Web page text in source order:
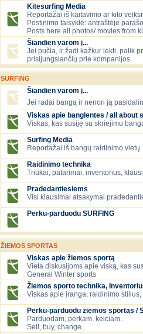
Kitesurfing Media
Reportažai iš kaitavimo ar kito
Postinimo taisyklė: antraštėje
Posts here all photos/ movies from
Šiandien varom į...
Jei pučia, ir žadi kažkur lėkti, palik
prisijungsiančių prie kompanijos
SURFING
Šiandien varom į...
Jei radai bangą ir nenori ją
Viskas apie banglentes / all about
Viskas, kas susiję su skriejimu
Surfing Media
Reportažai iš bangų raidinimo vietų
Raidinimo technika
Triukai, patarimai, inventorius,
Pradedantiesiems
Visi klausimai atsakymai
Perku-parduodu SURFING
ŽIEMOS SPORTAS
Viskas apie žiemos sportą
Vieta diskusijoms apie viską, kas
General Winter sports
Žiemos sporto technika,
Viskas apie įranga, raidinimo
Perku-parduodu ziemos sportas /
Parduodam, perkam, keiciam..
Sell, buy, change..